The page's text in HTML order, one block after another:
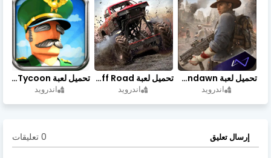
تحميل لعبة Undawn مهكرة للأندرويد أخر إصدار | تحميل مباشر + موارد غير محدودة
اندرويد
تحميل لعبة Trucks Off Road مهكرة اخر اصدار
اندرويد
تحميل لعبة Idle Military SCH Tycoon مهكرة آخر إصدار
اندرويد
إرسال تعليق 0 تعليقات